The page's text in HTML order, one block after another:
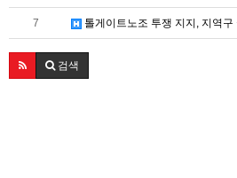
7 톨게이트노조 투쟁 지지, 지역
검색